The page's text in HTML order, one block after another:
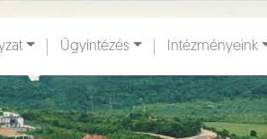
Ügyintézés Intézményeink